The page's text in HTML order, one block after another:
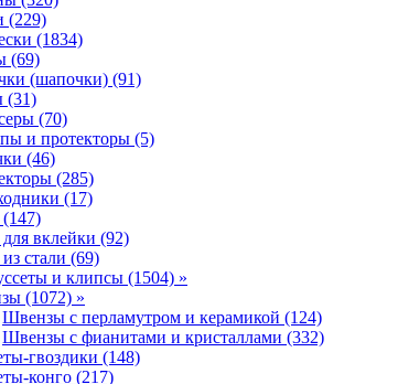
(229)
(1834)
(69)
(шапочки) (91)
(31)
(70)
и протекторы (5)
(46)
(285)
(17)
вклейки (92)
стали (69)
и клипсы (1504) »
(1072) »
Швензы с перламутром и керамикой (124)
Швензы с фианитами и кристаллами (332)
гвоздики (148)
конго (217)